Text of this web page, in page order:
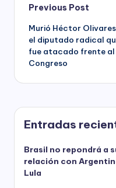
Post
Previous Post
Murió Héctor
el diputado radical
fue atacado frente al
Congreso
Entradas
Brasil no repondrá a
relación con
Lula